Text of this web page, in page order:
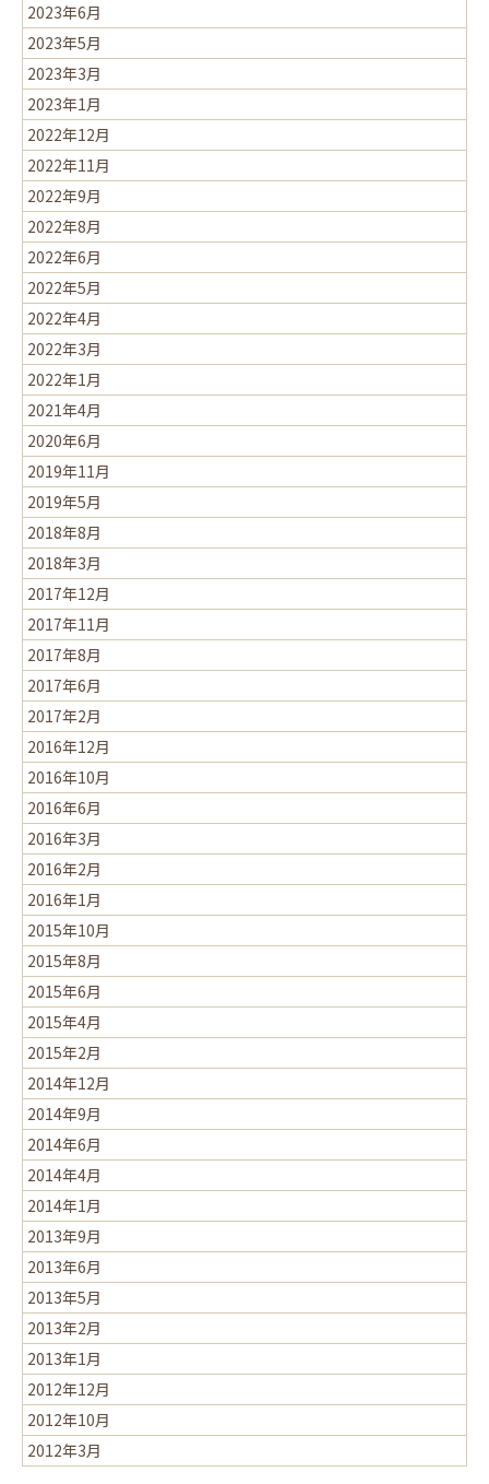
2023年6月
2023年5月
2023年3月
2023年1月
2022年12月
2022年11月
2022年9月
2022年8月
2022年6月
2022年5月
2022年4月
2022年3月
2022年1月
2021年4月
2020年6月
2019年11月
2019年5月
2018年8月
2018年3月
2017年12月
2017年11月
2017年8月
2017年6月
2017年2月
2016年12月
2016年10月
2016年6月
2016年3月
2016年2月
2016年1月
2015年10月
2015年8月
2015年6月
2015年4月
2015年2月
2014年12月
2014年9月
2014年6月
2014年4月
2014年1月
2013年9月
2013年6月
2013年5月
2013年2月
2013年1月
2012年12月
2012年10月
2012年3月